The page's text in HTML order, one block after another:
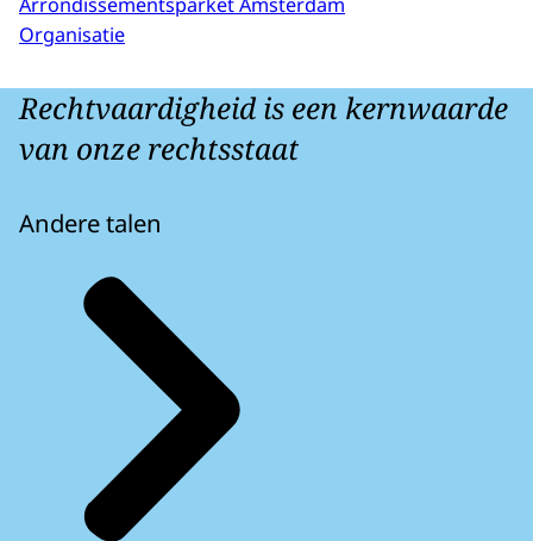
Organisatie
Rechtvaardigheid is een kernwaarde
van onze rechtsstaat
Andere talen